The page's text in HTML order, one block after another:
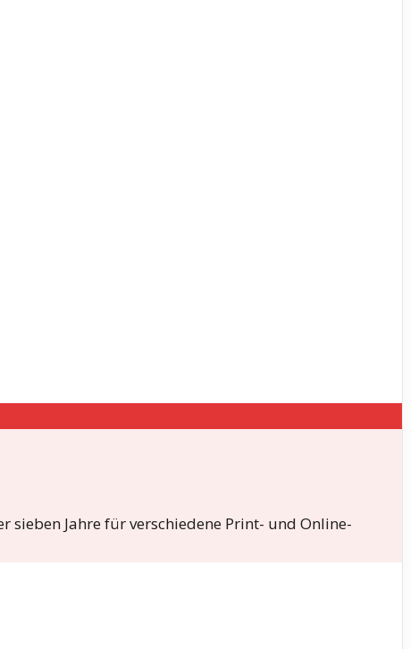
Jahre für verschiedene Print- und Online-